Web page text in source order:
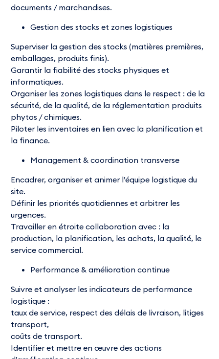
documents / marchandises.
Gestion des stocks et zones logistiques
Superviser la gestion des stocks (matières premières,
emballages, produits finis).
Garantir la fiabilité des stocks physiques et
informatiques.
Organiser les zones logistiques dans le respect : de la
sécurité, de la qualité, de la réglementation produits
phytos / chimiques.
Piloter les inventaires en lien avec la planification et
la finance.
Management & coordination transverse
Encadrer, organiser et animer l’équipe logistique du
site.
Définir les priorités quotidiennes et arbitrer les
urgences.
Travailler en étroite collaboration avec : la
production, la planification, les achats, la qualité, le
service commercial.
Performance & amélioration continue
Suivre et analyser les indicateurs de performance
logistique :
taux de service, respect des délais de livraison, litiges
transport,
coûts de transport.
Identifier et mettre en œuvre des actions